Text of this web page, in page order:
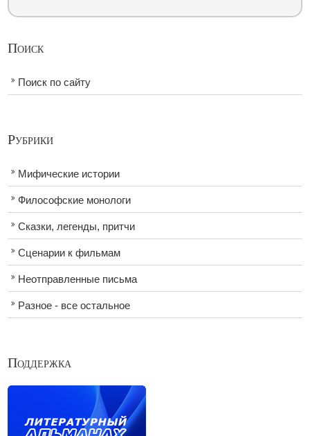
Поиск
Поиск по сайту
Рубрики
Мифические истории
Философские монологи
Сказки, легенды, притчи
Сценарии к фильмам
Неотправленные письма
Разное - все остальное
Поддержка